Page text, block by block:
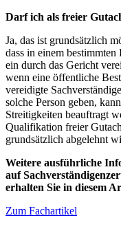
Darf ich als freier
Ja, das ist grundsätzlich
dass in einem
ein durch das Gericht
wenn eine öffentliche
vereidigte
solche Person geben,
Streitigkeiten beauftragt
Qualifikation freier
grundsätzlich abgelehnt
Weitere ausführliche
auf
erhalten Sie in diesem
Zum Fachartikel